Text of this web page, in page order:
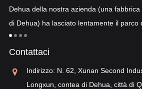
Dehua della nostra azienda (una
di Dehua) ha lasciato lentamente il parco
lo sdoganamento...
Contattaci
Indirizzo: N. 62, Xunan Second
Longxun, contea di Dehua, città di